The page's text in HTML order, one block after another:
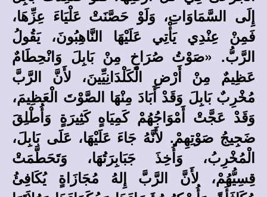
إِلَى السَّمَاوَاتِ، وَلَوْ حَصَّنَتْ عَلْيَاءَ عِزِّهَا،
فَمِنْ عِنْدِي يَأْتِي عَلَيْهَا النَّاهِبُونَ، يَقُولُ
الرَّبُّ. «صَوْتُ صُرَاخٍ مِنْ بَابِلَ وَانْحِطَامٌ
عَظِيمٌ مِنْ أَرْضِ الْكَلْدَانِيِّينَ، لأَنَّ الرَّبَّ
مُخْرِبٌ بَابِلَ وَقَدْ أَبَادَ مِنْهَا الصَّوْتَ الْعَظِيمَ،
وَقَدْ عَجَّتْ أَمْوَاجُهُمْ كَمِيَاهٍ كَثِيرَةٍ وَأُطْلِقَ
ضَجِيجُ صَوْتِهِمْ. لأَنَّهُ جَاءَ عَلَيْهَا، عَلَى بَابِلَ،
الْمُخْرِبُ، وَأُخِذَ جَبَابِرَتُهَا، وَتَحَطَّمَتْ
قِسِيُّهُمْ، لأَنَّ الرَّبَّ إِلهُ مُجَازَاةٍ يُكَافِئُ